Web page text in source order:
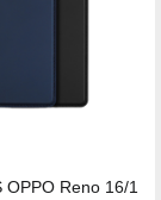
OPPO Reno 16/1